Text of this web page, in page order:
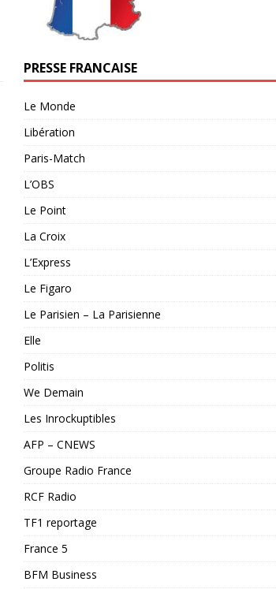
PRESSE FRANCAISE
Le Monde
Libération
Paris-Match
L’OBS
Le Point
La Croix
L’Express
Le Figaro
Le Parisien – La Parisienne
Elle
Politis
We Demain
Les Inrockuptibles
AFP – CNEWS
Groupe Radio France
RCF Radio
TF1 reportage
France 5
BFM Business